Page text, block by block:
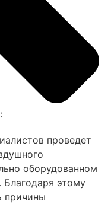
проведет
оборудованном
этому
причины